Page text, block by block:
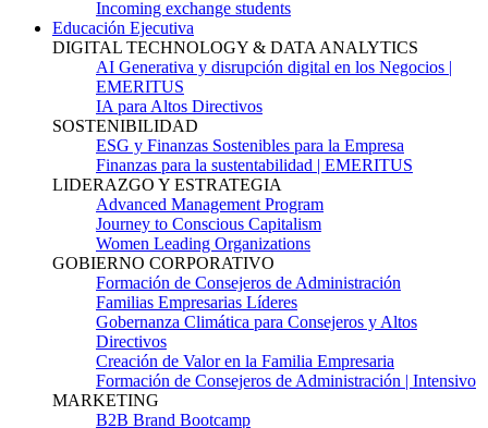
Incoming exchange students
Educación Ejecutiva
DIGITAL TECHNOLOGY & DATA ANALYTICS
AI Generativa y disrupción digital en los Negocios |
EMERITUS
IA para Altos Directivos
SOSTENIBILIDAD
ESG y Finanzas Sostenibles para la Empresa
Finanzas para la sustentabilidad | EMERITUS
LIDERAZGO Y ESTRATEGIA
Advanced Management Program
Journey to Conscious Capitalism
Women Leading Organizations
GOBIERNO CORPORATIVO
Formación de Consejeros de Administración
Familias Empresarias Líderes
Gobernanza Climática para Consejeros y Altos
Directivos
Creación de Valor en la Familia Empresaria
Formación de Consejeros de Administración | Intensivo
MARKETING
B2B Brand Bootcamp